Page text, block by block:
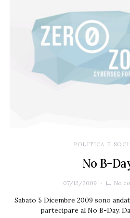
POLITICA E
No B-
07/12/2009 No
Sabato 5 Dicembre 2009 sono
partecipare al No B-Day.